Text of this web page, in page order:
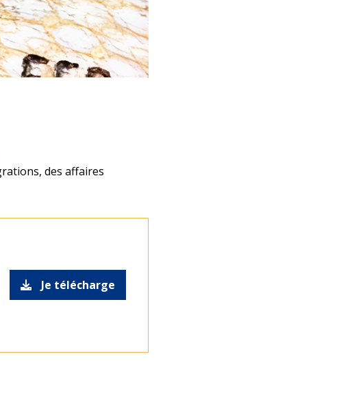
des affaires
Je télécharge